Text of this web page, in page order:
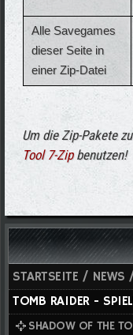
Alle Savegames
dieser Seite in
einer Zip-Datei
Um die Zip-Pakete
Tool 7-Zipbenutzen!
STARTSEITE / NEWS
TOMB RAIDER -
SHADOW OF THE